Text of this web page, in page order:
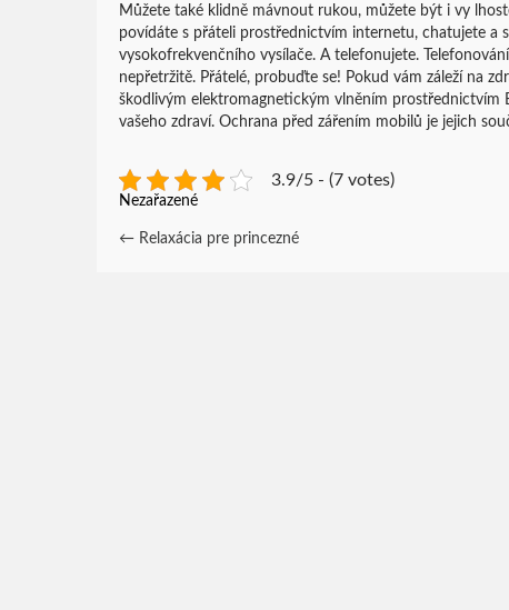
Můžete také klidně mávnout rukou, můžete být i vy
povídáte s přáteli prostřednictvím internetu, chatujete a
vysokofrekvenčního vysílače. A telefonujete.
nepřetržitě. Přátelé, probuďte se! Pokud vám záleží na
škodlivým elektromagnetickým vlněním
vašeho zdraví. Ochrana před zářením mobilů je jejich
3.9/5 - (7 votes)
Nezařazené
Post
← Relaxácia pre princezné